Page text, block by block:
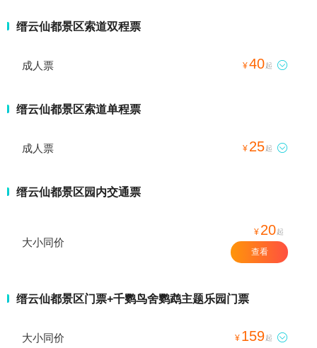
缙云仙都景区索道双程票
成人票 ¥40起 
缙云仙都景区索道单程票
成人票 ¥ 25起 
缙云仙都景区园内交通票
大小同价
¥ 20起
查看
缙云仙都景区门票+千鹦鸟舍鹦鹉主题乐园门票
大小同价 ¥ 159起 